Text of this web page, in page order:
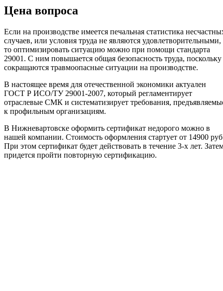
Цена вопроса
Если на производстве имеется печальная статистика
случаев, или условия труда не являются удовлетворительными,
то оптимизировать ситуацию можно при помощи стандарта
29001. С ним повышается общая безопасность труда, поскольку
сокращаются травмоопасные ситуации на производстве.
В настоящее время для отечественной экономики актуален
ГОСТ Р ИСО/ТУ 29001-2007, который регламентирует
отраслевые СМК и систематизирует требования,
к профильным организациям.
В Нижневартовске оформить сертификат недорого можно в
нашей компании. Стоимость оформления стартует от 14900
При этом сертификат будет действовать в течение 3-х лет.
придется пройти повторную сертификацию.